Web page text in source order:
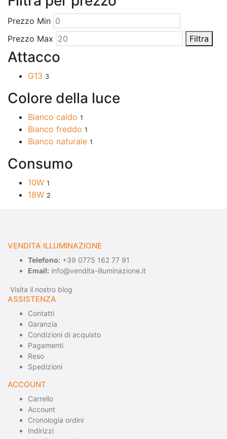
Prezzo Min
Prezzo Max
Filtra
Attacco
G13 3
Colore della luce
Bianco caldo 1
Bianco freddo 1
Bianco naturale 1
Consumo
10W 1
18W 2
VENDITA ILLUMINAZIONE
Telefono: +39 0775 162 77 91
Email: info@vendita-illuminazione.it
Visita il nostro blog
ASSISTENZA
Contatti
Garanzia
Condizioni di acquisto
Pagamenti
Reso
Spedizioni
ACCOUNT
Carrello
Account
Cronologia ordini
Indirizzi